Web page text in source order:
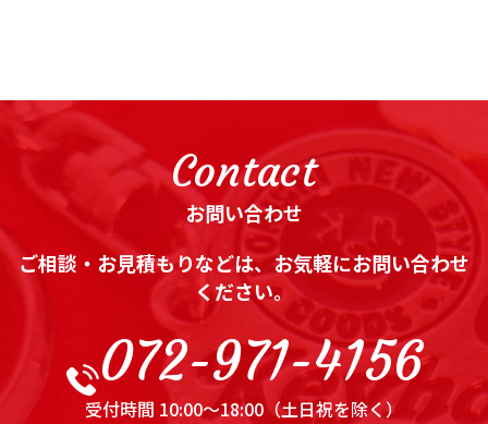
Contact
お問い合わせ
ご相談・お見積もりなどは、お気軽にお問い合わせ
ください。
072-971-4156
受付時間 10:00～18:00（土日祝を除く）